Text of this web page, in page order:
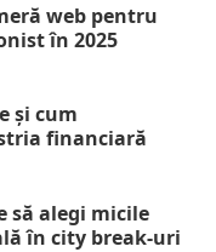
web pentru
în 2025
și cum
financiară
să alegi micile
în city break-uri